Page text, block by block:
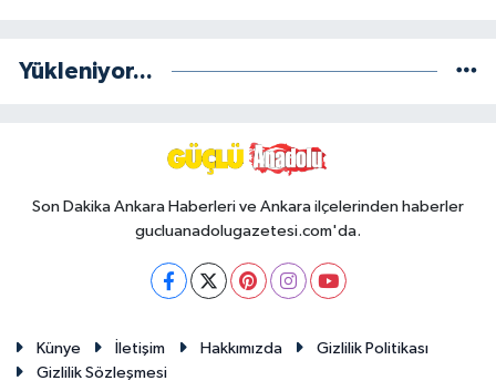
Yükleniyor...
Son Dakika Ankara Haberleri ve Ankara ilçelerinden haberler
gucluanadolugazetesi.com'da.
Künye İletişim Hakkımızda
Gizlilik Politikası
Gizlilik Sözleşmesi